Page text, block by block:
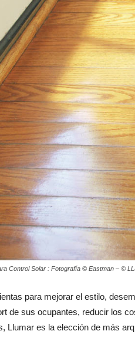
Control Solar : Fotografía © Eastman – ©
para mejorar el estilo,
de sus ocupantes, reducir los
Llumar es la elección de más